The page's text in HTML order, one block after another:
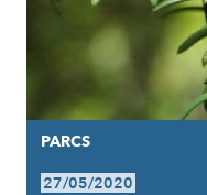
PARCS
27/05/2020